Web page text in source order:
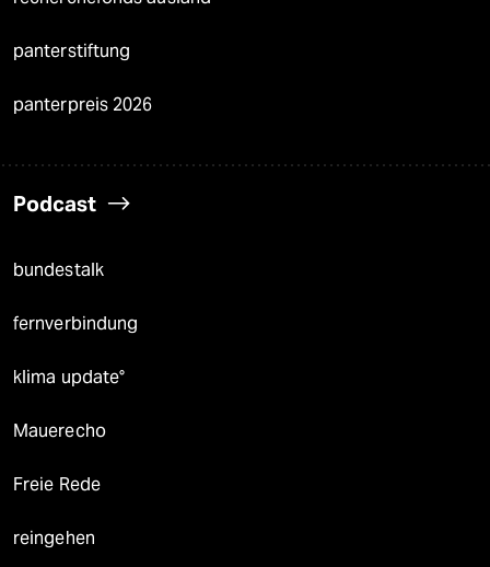
panterstiftung
panterpreis 2026
Podcast
bundestalk
fernverbindung
klima update°
Mauerecho
Freie Rede
reingehen